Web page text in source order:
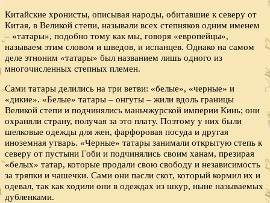
Китайские хронисты, описывая народы, обитавшие к северу от
Китая, в Великой степи, называли всех степняков одним именем
– «татары», подобно тому как мы, говоря «европейцы»,
называем этим словом и шведов, и испанцев. Однако на самом
деле этноним «татары» был названием лишь одного из
многочисленных степных племен.
Сами татары делились на три ветви: «белые», «черные» и
«дикие». «Белые» татары – онгуты – жили вдоль границы
Великой степи и подчинялись маньчжурской империи Кинь; они
охраняли страну, получая за это плату. Поэтому у них были
шелковые одежды для жен, фарфоровая посуда и другая
иноземная утварь. «Черные» татары занимали открытую степь к
северу от пустыни Гоби и подчинялись своим ханам, презирая
«белых» татар, которые продали свою свободу и независимость
за тряпки и чашечки. Сами они пасли скот, который кормил их и
одевал, так как ходили они в одеждах из шкур, ныне называемых
дубленками.